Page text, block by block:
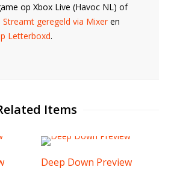
op Xbox Live (Havoc NL) of
Streamt geregeld via Mixeren
Letterboxd.
Items
Deep Down Preview